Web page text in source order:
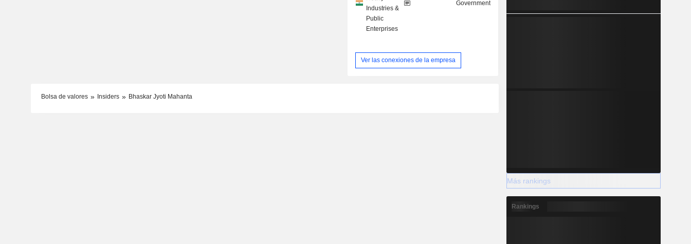
Industries &
Public
Enterprises
Government
Ver las conexiones de la empresa
Bolsa de valores Insiders Bhaskar Jyoti Mahanta
Más rankings
Rankings